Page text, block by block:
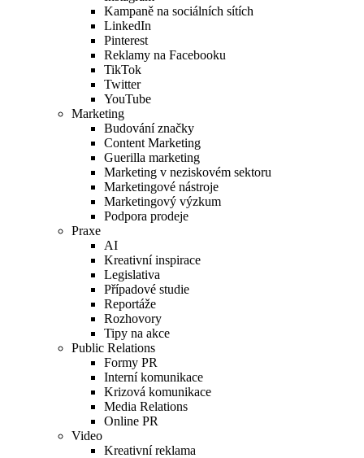
Kampaně na sociálních sítích
LinkedIn
Pinterest
Reklamy na Facebooku
TikTok
Twitter
YouTube
Marketing
Budování značky
Content Marketing
Guerilla marketing
Marketing v neziskovém sektoru
Marketingové nástroje
Marketingový výzkum
Podpora prodeje
Praxe
AI
Kreativní inspirace
Legislativa
Případové studie
Reportáže
Rozhovory
Tipy na akce
Public Relations
Formy PR
Interní komunikace
Krizová komunikace
Media Relations
Online PR
Video
Kreativní reklama